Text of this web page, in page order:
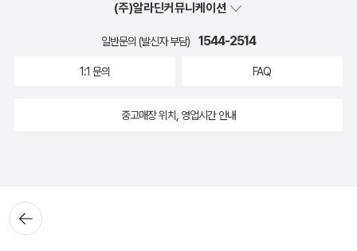
뒤로가
기
(주)알라딘커뮤니케이션
일반문의 (발신자 부담) 1544-2514
1:1 문의 FAQ
중고매장 위치, 영업시간 안내